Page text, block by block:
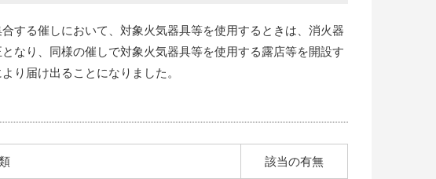
する催しにおいて、対象火気器具等を使用するときは、消火器
なり、同様の催しで対象火気器具等を使用する露店等を開設す
り届け出ることになりました。
該当の有無